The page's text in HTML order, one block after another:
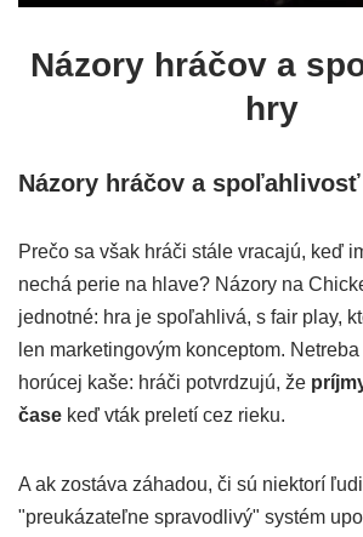
Názory hráčov a
hry
Názory hráčov a
Prečo sa však hráči stále vracajú, keď
nechá perie na hlave? Názory na
jednotné: hra je spoľahlivá, s fair play,
len marketingovým konceptom.
horúcej kaše: hráči potvrdzujú, že
čase keď vták preletí cez rieku.
A ak zostáva záhadou, či sú niektorí
"preukázateľne spravodlivý" systém